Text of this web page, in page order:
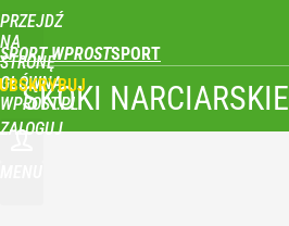
PRZEJDŹ
NA
STRONĘ
GŁÓWNĄ
WPROST.PL
SPORT WPROST
ZALOGUJ
SKOKI NARCIARSKIE